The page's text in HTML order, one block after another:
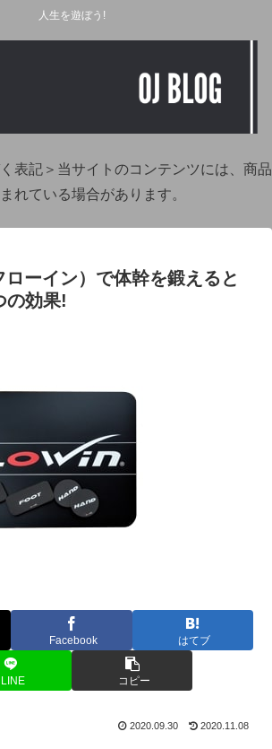
人生を遊ぼう!
表記＞当サイトのコンテンツには、商品
れている場合があります。
ーイン）で体幹を鍛えると
の効果!
Facebook はてブ
LINE コピー
2020.09.30 2020.11.08